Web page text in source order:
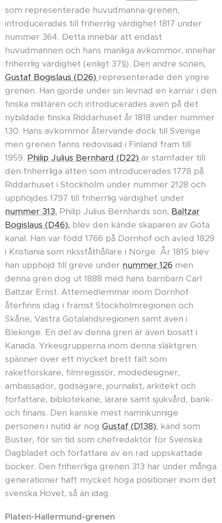
som representerade huvudmanna-grenen,
introducerades till friherrlig värdighet 1817 under
nummer 364. Detta innebär att endast
huvudmannen och hans manliga avkommor, innehar
friherrlig värdighet (enligt 37§). Den andre sonen,
Gustaf Bogislaus (D26) representerade den yngre
grenen. Han gjorde under sin levnad en karriär i den
finska militären och introducerades även på det
nybildade finska Riddarhuset år 1818 under nummer
130. Hans avkommor återvände dock till Sverige
men grenen fanns redovisad i Finland fram till
1959. Philip Julius Bernhard (D22) är stamfader till
den friherrliga ätten som introducerades 1778 på
Riddarhuset i Stockholm under nummer 2128 och
upphöjdes 1797 till friherrlig värdighet under
nummer 313. Philip Julius Bernhards son, Baltzar
Bogislaus (D46), blev den kände skaparen av Göta
kanal. Han var född 1766 på Dornhof och avled 1829
i Kristiania som riksståthållare i Norge. År 1815 blev
han upphöjd till greve under nummer 126 men
denna gren dog ut 1888 med hans barnbarn Carl
Baltzar Ernst. Ättemedlemmar inom Dornhof
återfinns idag i främst Stockholmregionen och
Skåne, Västra Götalandsregionen samt även i
Blekinge. En del av denna gren är även bosatt i
Kanada. Yrkesgrupperna inom denna släktgren
spänner över ett mycket brett fält som
raketforskare, filmregissör, modedesigner,
ambassadör, godsägare, journalist, arkitekt och
författare, bibliotekarie, lärare samt sjukvård, bank-
och finans. Den kanske mest namnkunnige
personen i nutid är nog Gustaf (D138), känd som
Buster, för sin tid som chefredaktör för Svenska
Dagbladet och författare av en rad uppskattade
böcker. Den friherrliga grenen 313 har under många
generationer haft mycket höga positioner inom det
svenska Hovet, så än idag.
Platen-Hallermund-grenen